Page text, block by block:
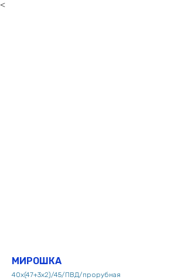
<
МИРОШКА
40х(47+3х2)/45/ПВД/прорубная